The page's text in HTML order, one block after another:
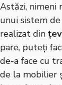
Astăzi, nimeni
unui sistem
realizat din
pare, puteți
de-a face cu
de la mobilier